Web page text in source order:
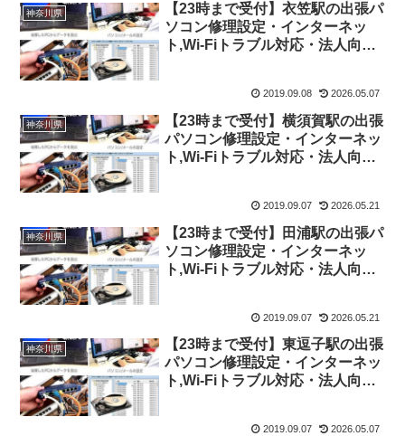
神奈川県
【23時まで受付】衣笠駅の出張パ
ソコン修理設定・インターネッ
ト,Wi-Fiトラブル対応・法人向け
2019.09.08 2026.05.07
神奈川県
【23時まで受付】横須賀駅の出張
パソコン修理設定・インターネッ
ト,Wi-Fiトラブル対応・法人向け
2019.09.07 2026.05.21
神奈川県
【23時まで受付】田浦駅の出張パ
ソコン修理設定・インターネッ
ト,Wi-Fiトラブル対応・法人向け
2019.09.07 2026.05.21
神奈川県
【23時まで受付】東逗子駅の出張
パソコン修理設定・インターネッ
ト,Wi-Fiトラブル対応・法人向け
2019.09.07 2026.05.07